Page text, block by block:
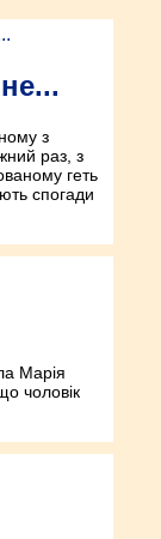
з
раз, з
геть
спогади
Марія
чоловік